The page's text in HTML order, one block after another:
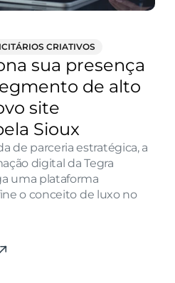
CRIATIVOS
sua presença
de alto
site
Sioux
de parceria estratégica, a
digital da Tegra
uma plataforma
o conceito de luxo no